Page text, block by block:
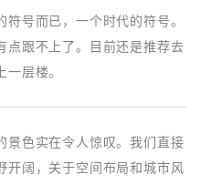
号而已，一个时代的符号。
点跟不上了。目前还是推荐去
一层楼。
景色实在令人惊叹。我们直接
开阔，关于空间布局和城市风